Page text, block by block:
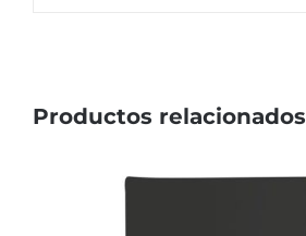
Productos relacionados